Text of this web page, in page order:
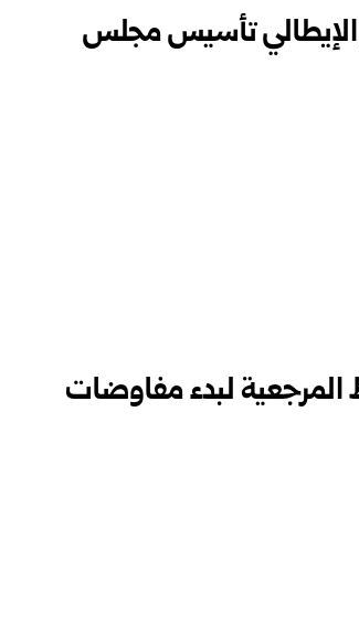
الإيطالي تأسيس مجلس
المرجعية لبدء مفاوضات